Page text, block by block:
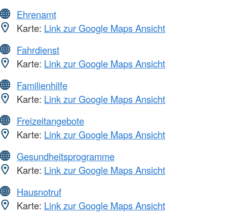
Ehrenamt
Karte: Link zur Google Maps Ansicht
Fahrdienst
Karte: Link zur Google Maps Ansicht
Familienhilfe
Karte: Link zur Google Maps Ansicht
Freizeitangebote
Karte: Link zur Google Maps Ansicht
Gesundheitsprogramme
Karte: Link zur Google Maps Ansicht
Hausnotruf
Karte: Link zur Google Maps Ansicht